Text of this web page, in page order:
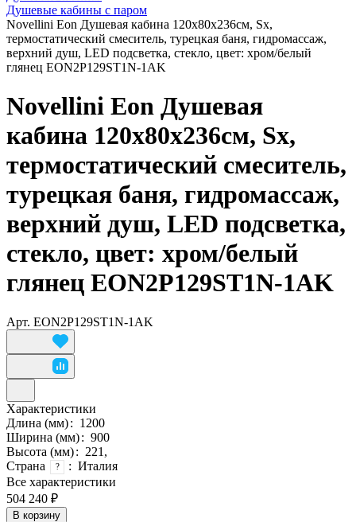
Душевые кабины с паром
Novellini Eon Душевая кабина 120х80х236см, Sx,
термостатический смеситель, турецкая баня, гидромассаж,
верхний душ, LED подсветка, стекло, цвет: хром/белый
глянец EON2P129ST1N-1AK
Novellini Eon Душевая
кабина 120х80х236см, Sx,
термостатический смеситель,
турецкая баня, гидромассаж,
верхний душ, LED подсветка,
стекло, цвет: хром/белый
глянец EON2P129ST1N-1AK
Арт. EON2P129ST1N-1AK
Характеристики
Длина (мм): 1200
Ширина (мм): 900
Высота (мм): 221,
Страна
? : Италия
Все характеристики
504 240 ₽
В корзину